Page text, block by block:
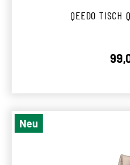
QEEDO TISCH
Neu